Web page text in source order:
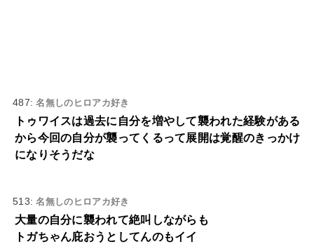
487:名無しのヒロアカ好き
トゥワイスは過去に自分を増やして襲われた経験がある
から今回の自分が襲ってくるって展開は覚醒のきっかけ
になりそうだな
513:名無しのヒロアカ好き
大量の自分に襲われて絶叫しながらも
トガちゃん庇おうとしてんのもイイ